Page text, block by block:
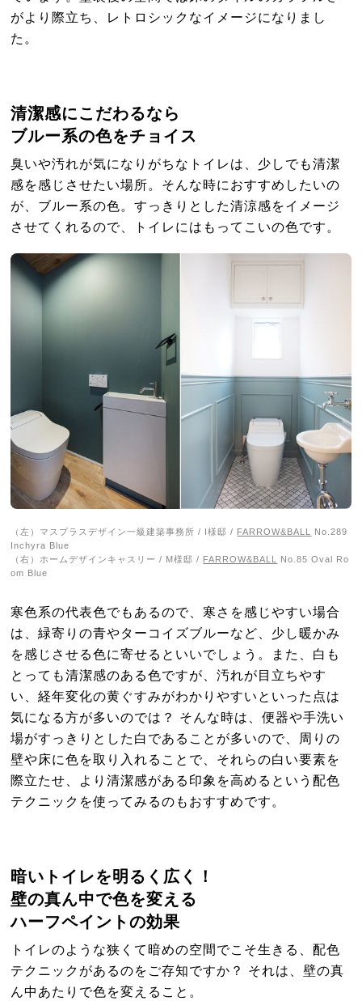
がより際立ち、レトロシックなイメージになりまし
た。
清潔感にこだわるなら
ブルー系の色をチョイス
臭いや汚れが気になりがちなトイレは、少しでも清潔
感を感じさせたい場所。そんな時におすすめしたいの
が、ブルー系の色。すっきりとした清涼感をイメージ
させてくれるので、トイレにはもってこいの色です。
（左）マスプラスデザイン一級建築事務所 / I様邸 / FARROW&BALL
No.289
Inchyra Blue
（右）ホームデザインキャスリー / M様邸 / FARROW&BALL
No.85 Oval Ro
om Blue
寒色系の代表色でもあるので、寒さを感じやすい場合
は、緑寄りの青やターコイズブルーなど、少し暖かみ
を感じさせる色に寄せるといいでしょう。また、白も
とっても清潔感のある色ですが、汚れが目立ちやす
い、経年変化の黄ぐすみがわかりやすいといった点は
気になる方が多いのでは？ そんな時は、便器や手洗い
場がすっきりとした白であることが多いので、周りの
壁や床に色を取り入れることで、それらの白い要素を
際立たせ、より清潔感がある印象を高めるという配色
テクニックを使ってみるのもおすすめです。
暗いトイレを明るく広く！
壁の真ん中で色を変える
ハーフペイントの効果
トイレのような狭くて暗めの空間でこそ生きる、配色
テクニックがあるのをご存知ですか？ それは、壁の真
ん中あたりで色を変えること。